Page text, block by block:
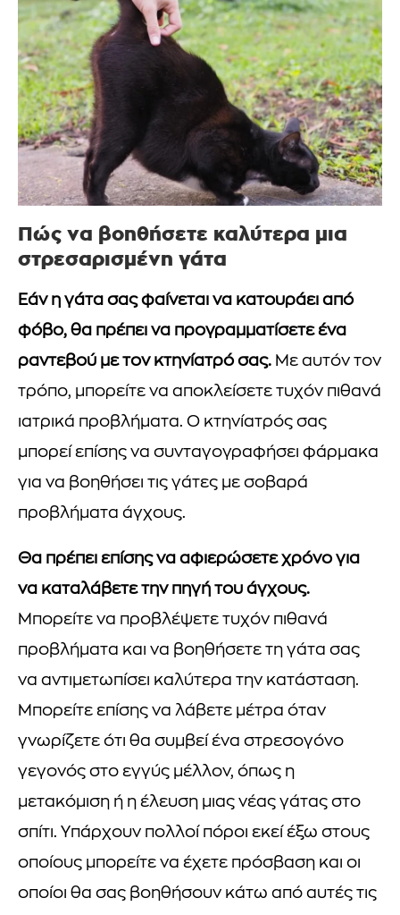
Πώς να βοηθήσετε καλύτερα μια
στρεσαρισμένη γάτα
Εάν η γάτα σας φαίνεται να κατουράει από
φόβο, θα πρέπει να προγραμματίσετε ένα
ραντεβού με τον κτηνίατρό σας. Με αυτόν τον
τρόπο, μπορείτε να αποκλείσετε τυχόν πιθανά
ιατρικά προβλήματα. Ο κτηνίατρός σας
μπορεί επίσης να συνταγογραφήσει φάρμακα
για να βοηθήσει τις γάτες με σοβαρά
προβλήματα άγχους.
Θα πρέπει επίσης να αφιερώσετε χρόνο για
να καταλάβετε την πηγή του άγχους.
Μπορείτε να προβλέψετε τυχόν πιθανά
προβλήματα και να βοηθήσετε τη γάτα σας
να αντιμετωπίσει καλύτερα την κατάσταση.
Μπορείτε επίσης να λάβετε μέτρα όταν
γνωρίζετε ότι θα συμβεί ένα στρεσογόνο
γεγονός στο εγγύς μέλλον, όπως η
μετακόμιση ή η έλευση μιας νέας γάτας στο
σπίτι. Υπάρχουν πολλοί πόροι εκεί έξω στους
οποίους μπορείτε να έχετε πρόσβαση και οι
οποίοι θα σας βοηθήσουν κάτω από αυτές τις